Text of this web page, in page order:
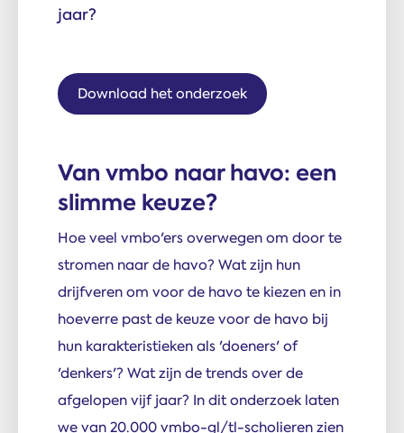
jaar?
Download het onderzoek
Van vmbo naar havo: een
slimme keuze?
Hoe veel vmbo'ers overwegen om door te
stromen naar de havo? Wat zijn hun
drijfveren om voor de havo te kiezen en in
hoeverre past de keuze voor de havo bij
hun karakteristieken als 'doeners' of
'denkers'? Wat zijn de trends over de
afgelopen vijf jaar? In dit onderzoek laten
we van 20.000 vmbo-gl/tl-scholieren zien